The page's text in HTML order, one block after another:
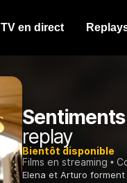
TV en direct
replay
Bientôt disponible
Films en streaming
Elena et Arturo forment